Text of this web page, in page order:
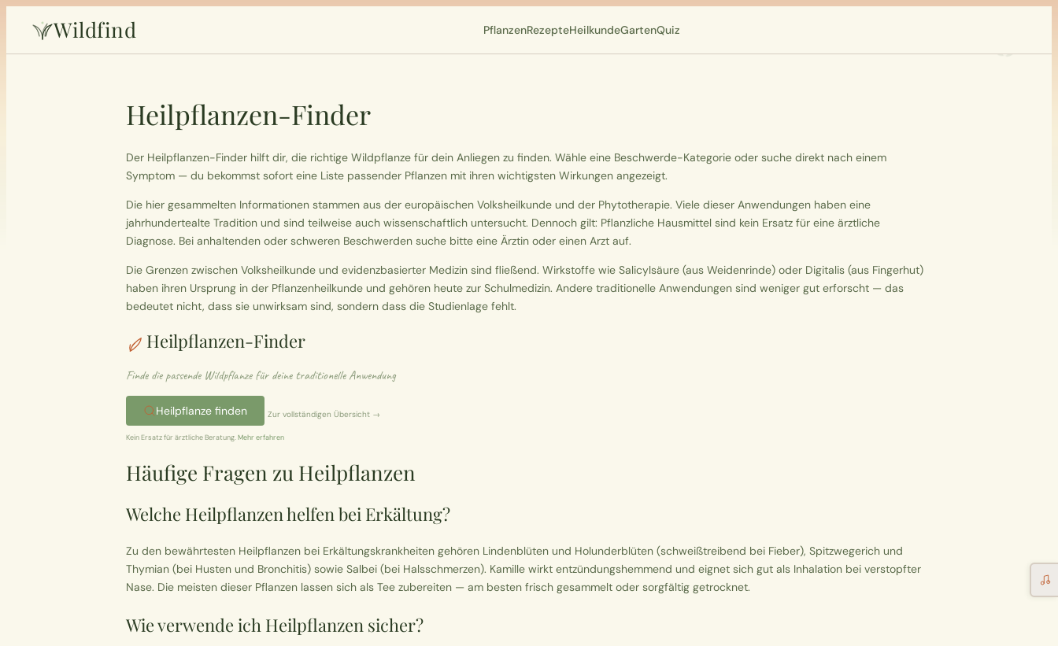
Wildfind PflanzenRezepteHeilkundeGartenQuiz
Heilpflanzen-Finder
Der Heilpflanzen-Finder hilft dir, die richtige Wildpflanze für dein Anliegen zu finden. Wähle eine Beschwerde-Kategorie oder suche direkt nach einem
Symptom — du bekommst sofort eine Liste passender Pflanzen mit ihren wichtigsten Wirkungen angezeigt.
Die hier gesammelten Informationen stammen aus der europäischen Volksheilkunde und der Phytotherapie. Viele dieser Anwendungen haben eine
jahrhundertealte Tradition und sind teilweise auch wissenschaftlich untersucht. Dennoch gilt: Pflanzliche Hausmittel sind kein Ersatz für eine ärztliche
Diagnose. Bei anhaltenden oder schweren Beschwerden suche bitte eine Ärztin oder einen Arzt auf.
Die Grenzen zwischen Volksheilkunde und evidenzbasierter Medizin sind fließend. Wirkstoffe wie Salicylsäure (aus Weidenrinde) oder Digitalis (aus Fingerhut)
haben ihren Ursprung in der Pflanzenheilkunde und gehören heute zur Schulmedizin. Andere traditionelle Anwendungen sind weniger gut erforscht — das
bedeutet nicht, dass sie unwirksam sind, sondern dass die Studienlage fehlt.
Heilpflanzen-Finder
Finde die passende Wildpflanze für deine traditionelle Anwendung
Heilpflanze finden Zur vollständigen Übersicht →
Kein Ersatz für ärztliche Beratung.Mehr erfahren
Häufige Fragen zu Heilpflanzen
Welche Heilpflanzen helfen bei Erkältung?
Zu den bewährtesten Heilpflanzen bei Erkältungskrankheiten gehören Lindenblüten und Holunderblüten (schweißtreibend bei Fieber), Spitzwegerich und
Thymian (bei Husten und Bronchitis) sowie Salbei (bei Halsschmerzen). Kamille wirkt entzündungshemmend und eignet sich gut als Inhalation bei verstopfter
Nase. Die meisten dieser Pflanzen lassen sich als Tee zubereiten — am besten frisch gesammelt oder sorgfältig getrocknet.
Wie verwende ich Heilpflanzen sicher?